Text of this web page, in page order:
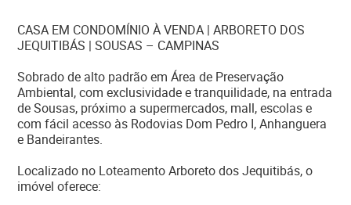
CASA EM CONDOMÍNIO À VENDA | ARBORETO DOS
JEQUITIBÁS | SOUSAS – CAMPINAS
Sobrado de alto padrão em Área de Preservação
Ambiental, com exclusividade e tranquilidade, na entrada
de Sousas, próximo a supermercados, mall, escolas e
com fácil acesso às Rodovias Dom Pedro I, Anhanguera
e Bandeirantes.
Localizado no Loteamento Arboreto dos Jequitibás, o
imóvel oferece: